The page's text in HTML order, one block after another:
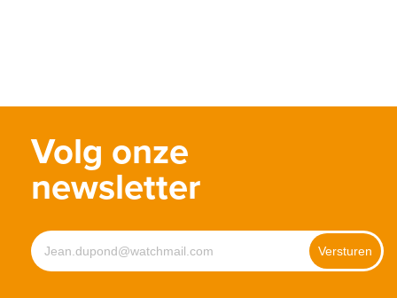
Volg onze
newsletter